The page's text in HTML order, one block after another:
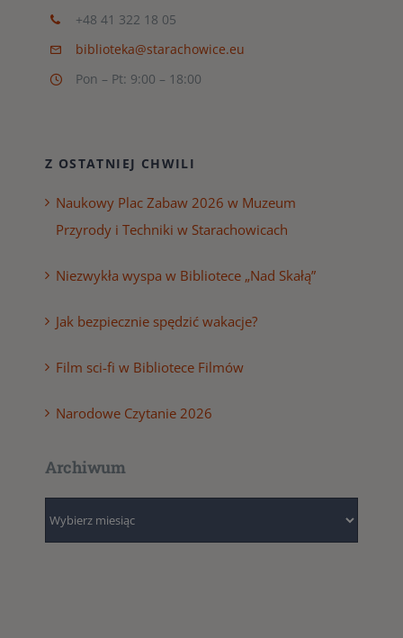
+48 41 322 18 05
biblioteka@starachowice.eu
Pon – Pt: 9:00 – 18:00
Z OSTATNIEJ CHWILI
Naukowy Plac Zabaw 2026 w Muzeum
Przyrody i Techniki w Starachowicach
Niezwykła wyspa w Bibliotece „Nad Skałą”
Jak bezpiecznie spędzić wakacje?
Film sci-fi w Bibliotece Filmów
Narodowe Czytanie 2026
Archiwum